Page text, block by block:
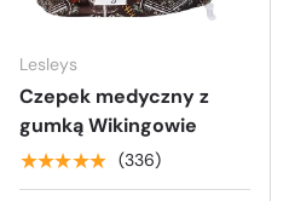
Lesleys
Czepek medyczny z
gumką Wikingowie
★★★★★ (336)